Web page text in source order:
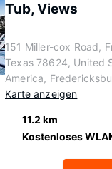
Tub, Views
151 Miller-cox Road,
Texas 78624, United
America,
Karte anzeigen
11.2 km
Kostenloses